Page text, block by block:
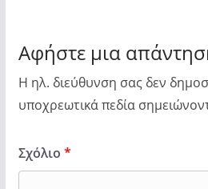
Αφήστε μια
Η ηλ. διεύθυνση σας δεν
υποχρεωτικά πεδία
Σχόλιο *